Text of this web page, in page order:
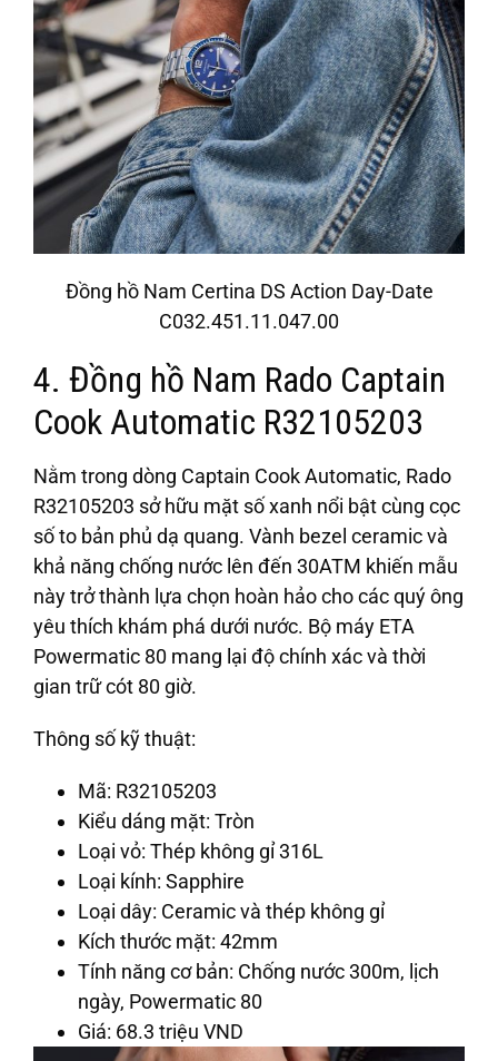
Đồng hồ Nam Certina DS Action Day-Date
C032.451.11.047.00
4. Đồng hồ Nam Rado Captain
Cook Automatic R32105203
Nằm trong dòng Captain Cook Automatic, Rado
R32105203 sở hữu mặt số xanh nổi bật cùng cọc
số to bản phủ dạ quang. Vành bezel ceramic và
khả năng chống nước lên đến 30ATM khiến mẫu
này trở thành lựa chọn hoàn hảo cho các quý ông
yêu thích khám phá dưới nước. Bộ máy ETA
Powermatic 80 mang lại độ chính xác và thời
gian trữ cót 80 giờ.
Thông số kỹ thuật:
Mã: R32105203
Kiểu dáng mặt: Tròn
Loại vỏ: Thép không gỉ 316L
Loại kính: Sapphire
Loại dây: Ceramic và thép không gỉ
Kích thước mặt: 42mm
Tính năng cơ bản: Chống nước 300m, lịch
ngày, Powermatic 80
Giá: 68.3 triệu VND